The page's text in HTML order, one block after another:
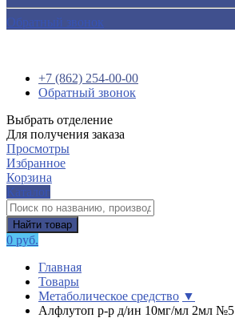
Обратный звонок
+7 (862) 254-00-00
Обратный звонок
Выбрать отделение
Для получения заказа
Просмотры
Избранное
Корзина
Каталог
Найти товар
0 руб.
Главная
Товары
Метаболическое средство ▼
Алфлутоп р-р д/ин 10мг/мл 2мл №5